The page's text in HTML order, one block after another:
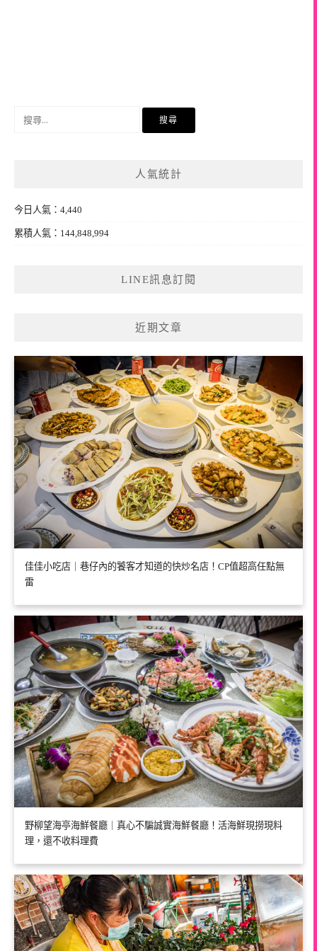
人氣統計
今日人氣：4,440
累積人氣：144,848,994
LINE訊息訂閱
近期文章
佳佳小吃店｜巷仔內的饕客才知道的快炒名店！CP值超高任點無
雷
野柳望海亭海鮮餐廳｜真心不騙誠實海鮮餐廳！活海鮮現撈現料
理，還不收料理費